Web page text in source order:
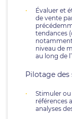
Évaluer et
de vente
tendances
niveau de
au long de
Pilotage des
Stimuler
références
analyses